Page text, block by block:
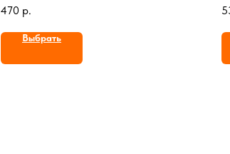
470 р.
Выбрать